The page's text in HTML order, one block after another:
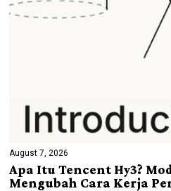
August 7, 2026
Apa Itu Tencent Hy3?
Mengubah Cara Kerja